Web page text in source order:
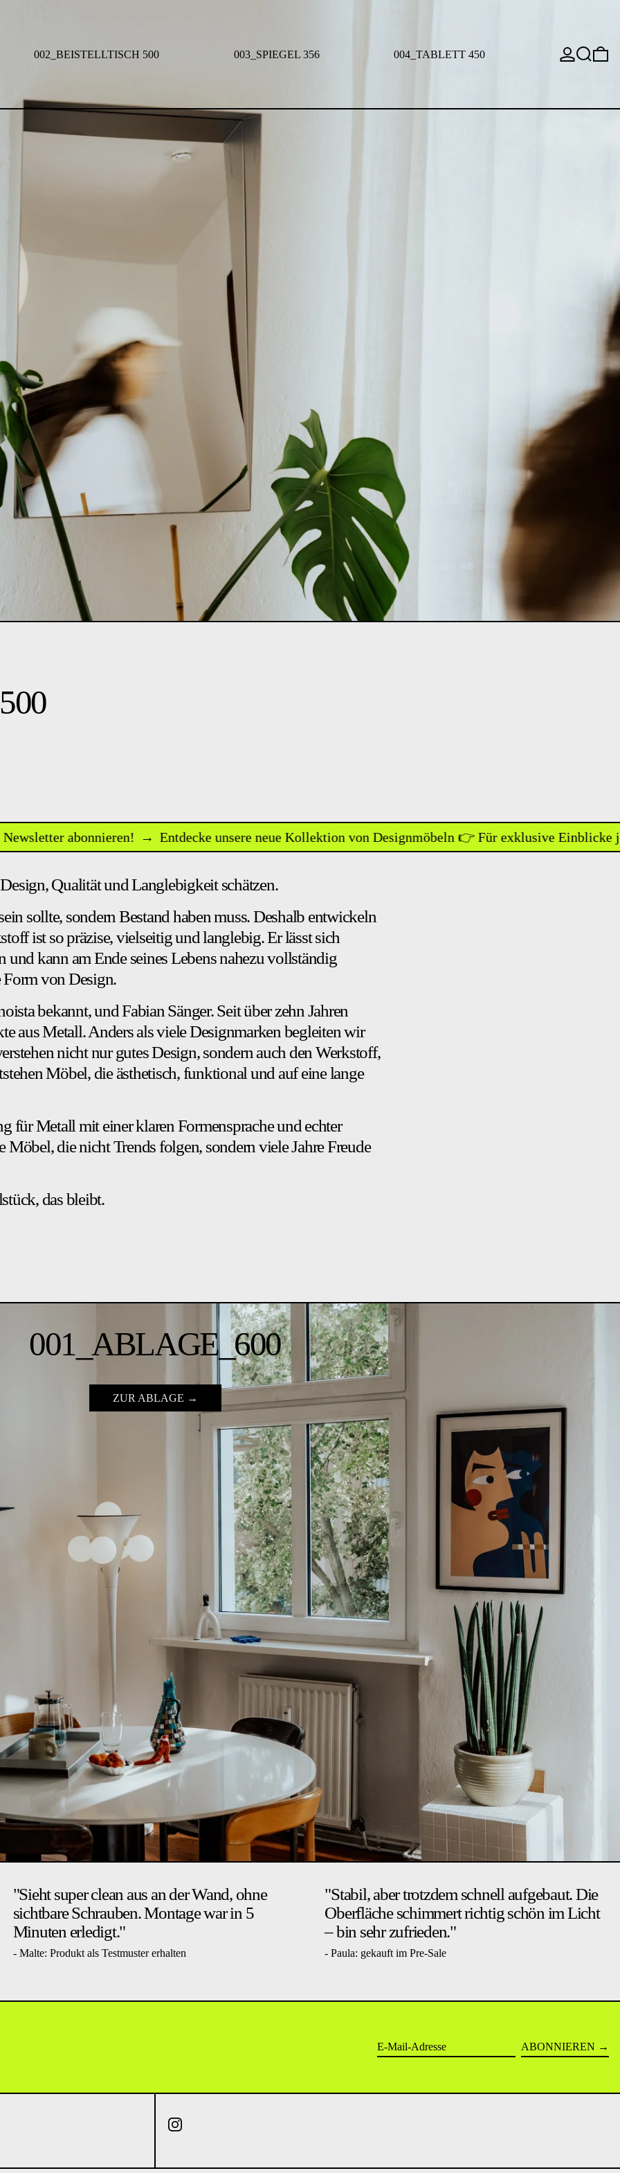
002_BEISTELLTISCH 500 003_SPIEGEL 356 004_TABLETT 450 0
abonnieren! → Entdecke unsere neue Kollektion von Designmöbeln 👉 Für exklusive Einblicke jetzt
Qualität und Langlebigkeit schätzen.
sollte, sondern Bestand haben muss. Deshalb entwickeln
ist so präzise, vielseitig und langlebig. Er lässt sich
kann am Ende seines Lebens nahezu vollständig
Form von Design.
bekannt, und Fabian Sänger. Seit über zehn Jahren
aus Metall. Anders als viele Designmarken begleiten wir
nicht nur gutes Design, sondern auch den Werkstoff,
Möbel, die ästhetisch, funktional und auf eine lange
für Metall mit einer klaren Formensprache und echter
die nicht Trends folgen, sondern viele Jahre Freude
das bleibt.
001_ABLAGE_600
ZUR ABLAGE
"Sieht super clean aus an der Wand, ohne
sichtbare Schrauben. Montage war in 5
Minuten erledigt."
- Malte: Produkt als Testmuster erhalten
"Stabil, aber trotzdem schnell aufgebaut. Die
Oberfläche schimmert richtig schön im Licht
– bin sehr zufrieden."
- Paula: gekauft im Pre-Sale
ABONNIEREN